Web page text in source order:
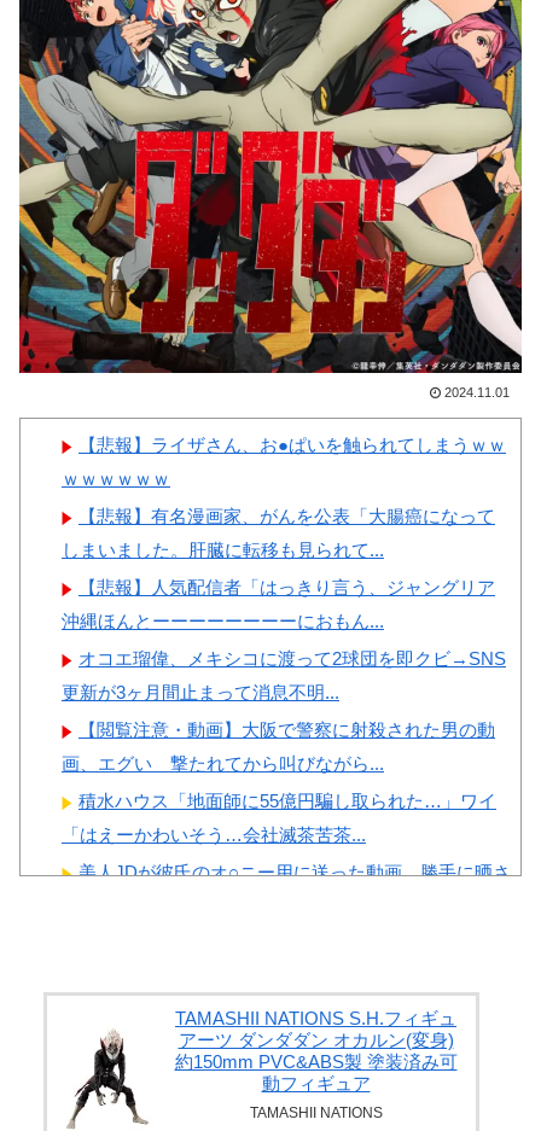
本の対応のスピードに世界が衝
【画像】顔100点、体30点の
女ｗｗｗ
Powered by livedoor 相互RSS
韓国人「悲報：サッカー協会
の審判への性接待が事実の場
合、国際試合の出場権を完全剥
奪される模様…（ﾌﾞﾙﾌﾞﾙ」＝
韓国の反応
韓国、サッカーW杯予選で審
判を性●接待して買収していた
ことが判明！ 日本も巻き込ま
れることに
Powered by livedoor 相互RSS
2024.11.01
【悲報】ライザさん、お●ぱいを触られてしまうｗｗ
ｗｗｗｗｗｗ
【悲報】有名漫画家、がんを公表「大腸癌になって
しまいました。肝臓に転移も見られて...
【悲報】人気配信者「はっきり言う、ジャングリア
沖縄ほんとーーーーーーーーにおもん...
オコエ瑠偉、メキシコに渡って2球団を即クビ→SNS
更新が3ヶ月間止まって消息不明...
【閲覧注意・動画】大阪で警察に射殺された男の動
画、エグい 撃たれてから叫びながら...
積水ハウス「地面師に55億円騙し取られた…」ワイ
「はえーかわいそう…会社滅茶苦茶...
美人JDが彼氏のオ○ニー用に送った動画、勝手に晒さ
【画像】 女の子「ど、どどどどこ見てるんですか
ッ！」
村重杏奈、写真集ヌードがエ□い！乳首透け、巨乳お
○ぱいが最高過ぎる！
TAMASHII NATIONS S.H.フィギュ
アーツ ダンダダン オカルン(変身)
約150mm PVC&ABS製 塗装済み可
動フィギュア
TAMASHII NATIONS